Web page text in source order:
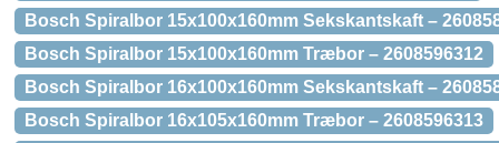
Bosch Spiralbor 15x100x160mm Sekskantskaft –
Bosch Spiralbor 15x100x160mm Træbor – 2608596312
Bosch Spiralbor 16x100x160mm Sekskantskaft –
Bosch Spiralbor 16x105x160mm Træbor – 2608596313